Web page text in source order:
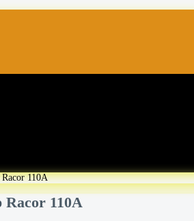
110A
110A